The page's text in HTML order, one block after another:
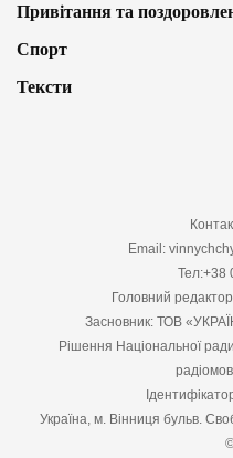
Привітання та
Спорт
Тексти
Email:
Тел:+38
Головний
Засновник: ТОВ
Рішення Національної
Україна, м. Вінниця бульв.